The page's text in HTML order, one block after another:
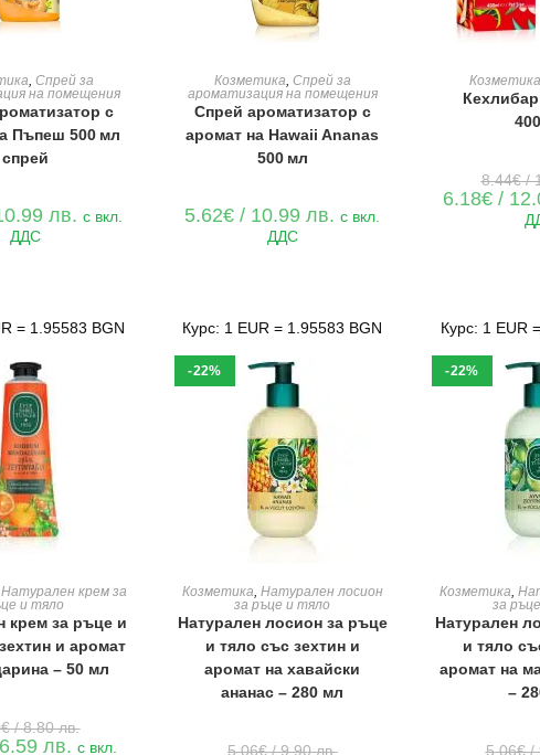
В КОЛИЧКАТА
, Спрей за
на помещения
с
Пъпеш 500 мл
спрей
лв.с вкл.
ДДС
ДОБАВЯНЕ В КОЛИЧКАТА
Козметика, Спрей за
ароматизация на помещения
Спрей ароматизатор с
аромат на Hawaii Ananas
500 мл
5.62€ / 10.99 лв.с вкл.
ДДС
ДОБАВЯНЕ
8.44€/
6.18€/
= 1.95583 BGN
В КОЛИЧКАТА
,Натурален крем за
и тяло
крем за ръце и
и аромат
– 50 мл
€/ 8.80 лв.
лв. Текущата
с вкл.
Курс: 1 EUR = 1.95583 BGN
-22%
ДОБАВЯНЕ В КОЛИЧКАТА
Козметика Натурален лосион
за ръце и тяло
Натурален лосион за ръце
и тяло със зехтин и
аромат на хавайски
ананас – 280 мл
5.06€/ 9.90 лв.
Курс: 1 EUR
-22%
ДОБАВЯНЕ
Козметика ,
за
Натурален
и тяло
аромат на
–
5.06€/